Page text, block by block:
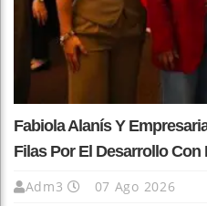
Fabiola Alanís Y
Filas Por El Desarrollo
Adm3 07 Ago 2026